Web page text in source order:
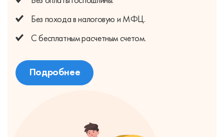
Без походав налоговую и МФЦ.
С бесплатнымрасчетным счетом.
Подробнее